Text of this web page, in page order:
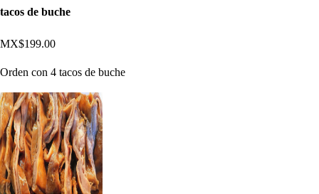
tacos de buche
MX$199.00
Orden con 4 tacos de buche